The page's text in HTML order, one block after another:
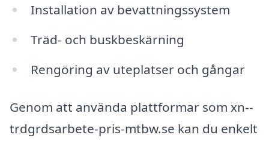
Installation av bevattningssystem
Träd- och buskbeskärning
Rengöring av uteplatser och gångar
Genom att använda plattformar som xn--
trdgrdsarbete-pris-mtbw.se kan du enkelt